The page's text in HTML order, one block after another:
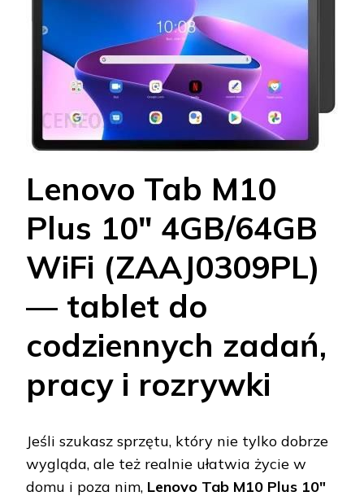
Lenovo Tab M10
Plus 10" 4GB/64GB
WiFi (ZAAJ0309PL)
— tablet do
codziennych zadań,
pracy i rozrywki
Jeśli szukasz sprzętu, który nie tylko dobrze
wygląda, ale też realnie ułatwia życie w
domu i poza nim, Lenovo Tab M10 Plus 10"